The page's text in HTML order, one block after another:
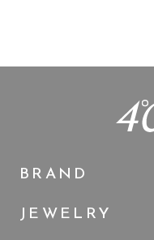
BRAND
JEWELRY